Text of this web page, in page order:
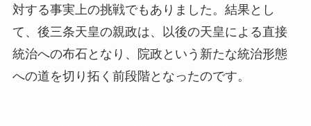
対する事実上の挑戦でもありました。結果とし
て、後三条天皇の親政は、以後の天皇による直接
統治への布石となり、院政という新たな統治形態
への道を切り拓く前段階となったのです。